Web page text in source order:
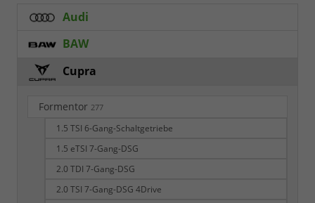
Audi
BAW
Cupra
Formentor 277
1.5 TSI 6-Gang-Schaltgetriebe
1.5 eTSI 7-Gang-DSG
2.0 TDI 7-Gang-DSG
2.0 TSI 7-Gang-DSG 4Drive